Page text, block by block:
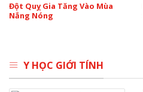
Đột Quỵ Gia Tăng Vào Mùa
Nắng Nóng
Y HỌC GIỚI TÍNH